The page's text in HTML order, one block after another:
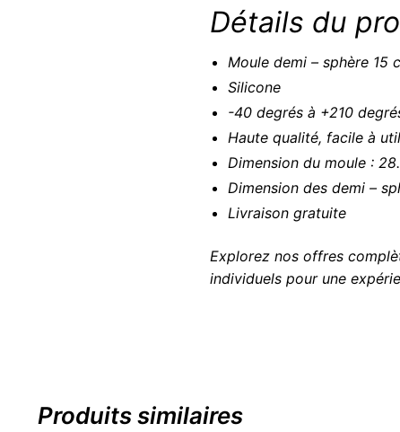
Détails du
Moule demi – sphère 15
Silicone
-40 degrés à +210
Haute qualité, facile à
Dimension du moule :
Dimension des demi –
Livraison gratuite
Explorez nos offres
individuels pour une
Produits similaires